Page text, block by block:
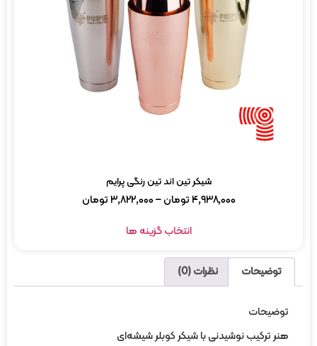
شیکر تین اند تین رنگی پرایم
۴,۹۳۸,۰۰۰تومان–۳,۸۲۲,۰۰۰تومان
انتخاب گزینه ها
توضیحات نظرات (0)
توضیحات
هنر ترکیب نوشیدنی با شیکر کوبلر شیشه‌ای